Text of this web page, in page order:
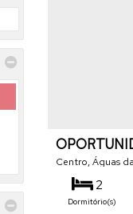
FLAT EM
Centro,Águas
2
Dormitório(s)